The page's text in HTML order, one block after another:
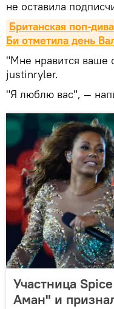
не оставила
Британская поп-
Би отметила день
"Мне нравится ваше
justinryler.
"Я люблю вас", —
Участница
Аман" и